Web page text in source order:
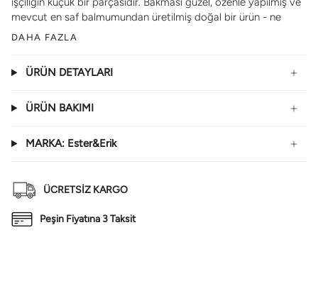
mevcut en saf balmumundan üretilmiş doğal bir ürün - ne
DAHA FAZLA
ÜRÜN DETAYLARI
ÜRÜN BAKIMI
MARKA: Ester&Erik
ÜCRETSİZ KARGO
Peşin Fiyatına 3 Taksit